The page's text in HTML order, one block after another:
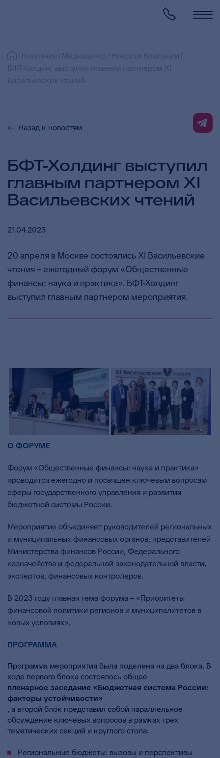
Назад к новостям
БФТ-Холдинг выступил
главным партнером XI
Васильевских чтений
21.04.2023
20 апреля в Москве состоялись XI Васильевские
чтения – ежегодный форум «Общественные
финансы: наука и практика». БФТ-Холдинг
выступил главным партнером мероприятия.
О ФОРУМЕ
Форум «Общественные финансы: наука и практика»
проводится ежегодно и посвящен ключевым вопросам
сферы государственного управления и развития
бюджетной системы России.
Мероприятие объединяет руководителей региональных
и муниципальных финансовых органов, представителей
Министерства финансов России, Федерального
казначейства и федеральной законодательной власти,
экспертов, финансовых контролеров.
В 2023 году главная тема форума – «Приоритеты
финансовой политики регионов и муниципалитетов в
новых условиях».
ПРОГРАММА
Программа мероприятия была поделена на два блока. В
ходе первого блока состоялось общее
пленарное заседание «Бюджетная система России:
факторы устойчивости»
, а второй блок представил собой параллельное
обсуждение ключевых вопросов в рамках трех
тематических секций и круглого стола:
Региональные бюджеты: вызовы и перспективы